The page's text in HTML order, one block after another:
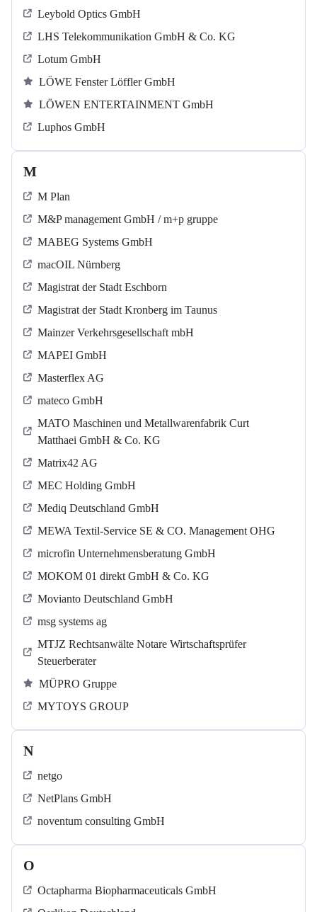
Leybold Optics GmbH
LHS Telekommunikation GmbH & Co. KG
Lotum GmbH
LÖWE Fenster Löffler GmbH
LÖWEN ENTERTAINMENT GmbH
Luphos GmbH
M
M Plan
M&P management GmbH / m+p gruppe
MABEG Systems GmbH
macOIL Nürnberg
Magistrat der Stadt Eschborn
Magistrat der Stadt Kronberg im Taunus
Mainzer Verkehrsgesellschaft mbH
MAPEI GmbH
Masterflex AG
mateco GmbH
MATO Maschinen und Metallwarenfabrik Curt
Matthaei GmbH & Co. KG
Matrix42 AG
MEC Holding GmbH
Mediq Deutschland GmbH
MEWA Textil-Service SE & CO. Management OHG
microfin Unternehmensberatung GmbH
MOKOM 01 direkt GmbH & Co. KG
Movianto Deutschland GmbH
msg systems ag
MTJZ Rechtsanwälte Notare Wirtschaftsprüfer
Steuerberater
MÜPRO Gruppe
MYTOYS GROUP
N
netgo
NetPlans GmbH
noventum consulting GmbH
O
Octapharma Biopharmaceuticals GmbH